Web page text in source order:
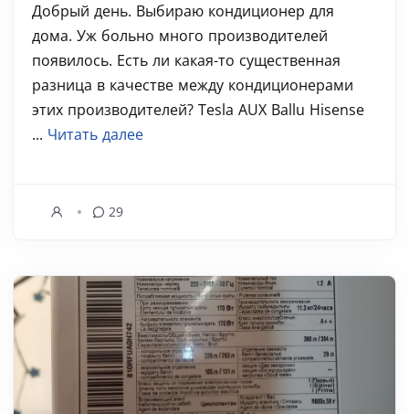
Добрый день. Выбираю кондиционер для
дома. Уж больно много производителей
появилось. Есть ли какая-то существенная
разница в качестве между кондиционерами
этих производителей? Tesla AUX Ballu Hisense
... Читать далее
29